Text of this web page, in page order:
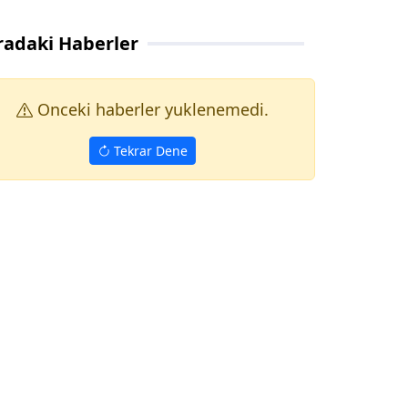
Haberler
Onceki haberler yuklenemedi.
Tekrar Dene